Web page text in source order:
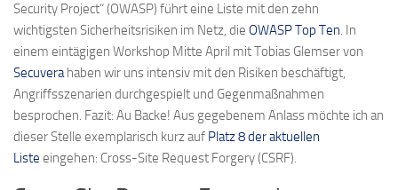
Security Project“ (OWASP) führt eine Liste mit den zehn
wichtigsten Sicherheitsrisiken im Netz, die OWASP Top Ten. In
einem eintägigen Workshop Mitte April mit Tobias Glemser von
Secuverahaben wir uns intensiv mit den Risiken beschäftigt,
Angriffsszenarien durchgespielt und Gegenmaßnahmen
besprochen. Fazit: Au Backe! Aus gegebenem Anlass möchte ich an
dieser Stelle exemplarisch kurz auf Platz 8 der aktuellen
Liste eingehen: Cross-Site Request Forgery (CSRF).